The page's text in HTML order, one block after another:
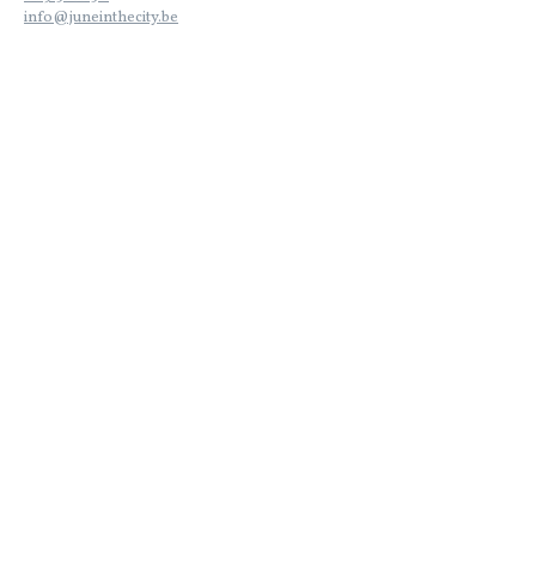
info@juneinthecity.be